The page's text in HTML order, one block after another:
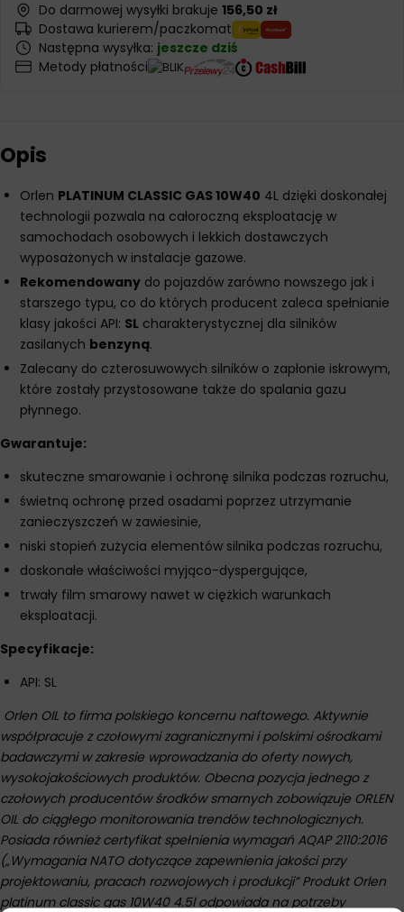
Do darmowej wysyłki brakuje 156,50 zł
Dostawa kurierem/paczkomat
Następna wysyłka: jeszcze dziś
Metody płatności
Opis
Orlen PLATINUM CLASSIC GAS 10W40 4L dzięki doskonałej
technologii pozwala na całoroczną eksploatację w
samochodach osobowych i lekkich dostawczych
wyposażonych w instalacje gazowe.
Rekomendowany do pojazdów zarówno nowszego jak i
starszego typu, co do których producent zaleca spełnianie
klasy jakości API: SL charakterystycznej dla silników
zasilanych benzyną.
Zalecany do czterosuwowych silników o zapłonie iskrowym,
które zostały przystosowane także do spalania gazu
płynnego.
Gwarantuje:
skuteczne smarowanie i ochronę silnika podczas rozruchu,
świetną ochronę przed osadami poprzez utrzymanie
zanieczyszczeń w zawiesinie,
niski stopień zużycia elementów silnika podczas rozruchu,
doskonałe właściwości myjąco-dyspergujące,
trwały film smarowy nawet w ciężkich warunkach
eksploatacji.
Specyfikacje:
API: SL
Orlen OIL to firma polskiego koncernu naftowego. Aktywnie
współpracuje z czołowymi zagranicznymi i polskimi ośrodkami
badawczymi w zakresie wprowadzania do oferty nowych,
wysokojakościowych produktów. Obecna pozycja jednego z
czołowych producentów środków smarnych zobowiązuje ORLEN
OIL do ciągłego monitorowania trendów technologicznych.
Posiada również certyfikat spełnienia wymagań AQAP 2110:2016
(„Wymagania NATO dotyczące zapewnienia jakości przy
projektowaniu, pracach rozwojowych i produkcji” Produkt Orlen
platinum classic gas 10W40 4.5l odpowiada na potrzeby